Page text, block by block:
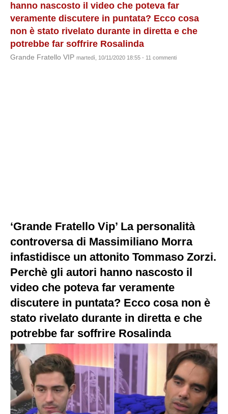
hanno nascosto il video che poteva far
veramente discutere in puntata? Ecco cosa
non è stato rivelato durante in diretta e che
potrebbe far soffrire Rosalinda
Grande Fratello VIP martedì, 10/11/2020 18:55 - 11 commenti
‘Grande Fratello Vip’ La personalità
controversa di Massimiliano Morra
infastidisce un attonito Tommaso Zorzi.
Perchè gli autori hanno nascosto il
video che poteva far veramente
discutere in puntata? Ecco cosa non è
stato rivelato durante in diretta e che
potrebbe far soffrire Rosalinda